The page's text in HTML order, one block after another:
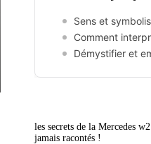
Sens et
Comment
Démystifier et
les secrets de la Mercedes
jamais racontés !